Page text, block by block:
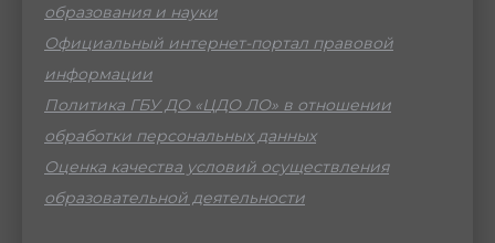
образования и науки
Официальный интернет-портал правовой
информации
Политика ГБУ ДО «ЦДО ЛО» в отношении
обработки персональных данных
Оценка качества условий осуществления
образовательной деятельности